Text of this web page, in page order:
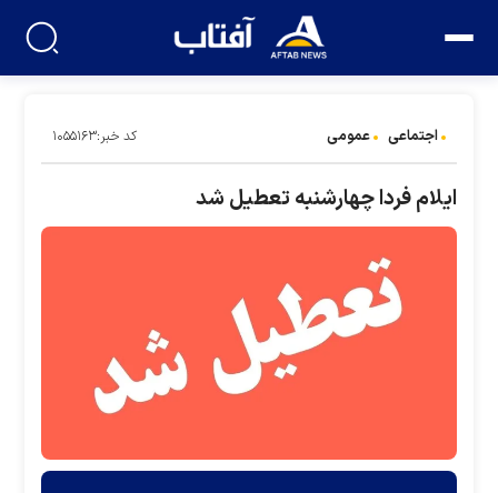
اجتماعی عمومی کد خبر:۱۰۵۵۱۶۳
ایلام فردا چهارشنبه تعطیل شد